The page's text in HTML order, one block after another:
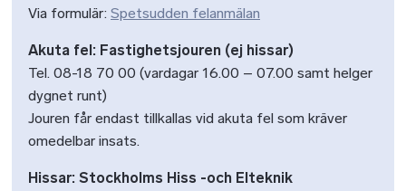
Via formulär: Spetsudden felanmälan
Akuta fel: Fastighetsjouren (ej hissar)
Tel. 08-18 70 00 (vardagar 16.00 – 07.00 samt helger
dygnet runt)
Jouren får endast tillkallas vid akuta fel som kräver
omedelbar insats.
Hissar: Stockholms Hiss -och Elteknik